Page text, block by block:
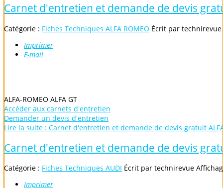
Carnet d'entretien et demande de devis
Catégorie : Fiches Techniques ALFA ROMEO Écrit par technirevue
Imprimer
E-mail
ALFA-ROMEO ALFA GT
Accéder aux carnets d'entretien
Demander un devis d'entretien
Lire la suite : Carnet d'entretien et demande de devis gratuit
Carnet d'entretien et demande de devis
Catégorie : Fiches Techniques AUDI Écrit par technirevue
Imprimer